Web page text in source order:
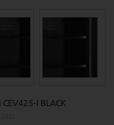
I BLACK